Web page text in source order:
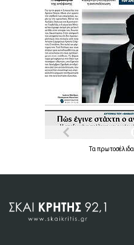
Τα πρωτοσέλιδα